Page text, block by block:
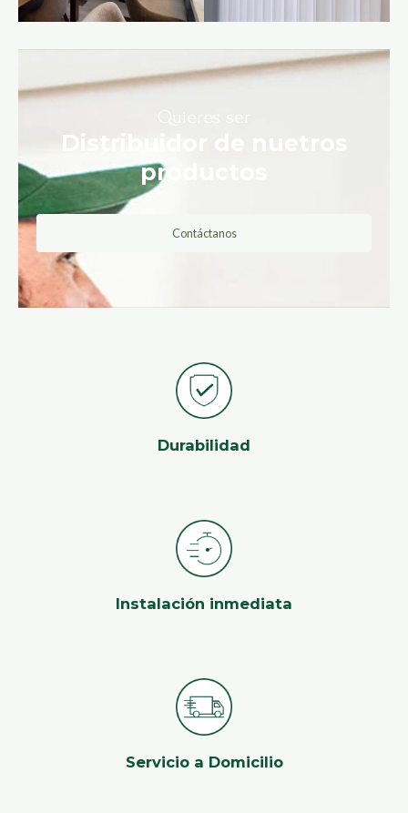
Distribuidor de nuetros
productos
Contáctanos
Durabilidad
Instalación inmediata
Servicio a Domicilio